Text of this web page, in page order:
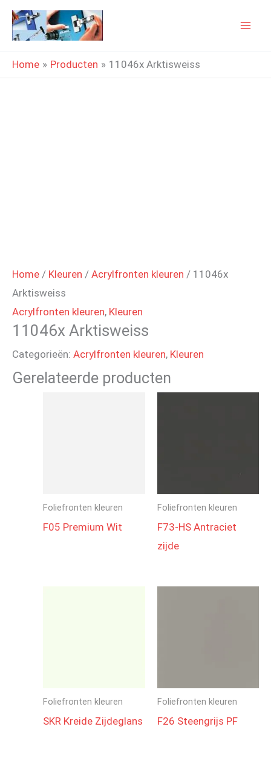
naar
inhoud
Home Producten 11046x Arktisweiss
Home / Kleuren / Acrylfronten kleuren / 11046x
Arktisweiss
Acrylfronten kleuren, Kleuren
11046x Arktisweiss
Categorieën: Acrylfronten kleuren, Kleuren
Gerelateerde producten
Foliefronten kleuren
F05 Premium Wit
Foliefronten kleuren
F73-HS Antraciet
zijde
Foliefronten kleuren
SKR Kreide Zijdeglans
Foliefronten kleuren
F26 Steengrijs PF